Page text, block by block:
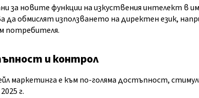
за новите функции на изкуствения интелект в
да обмислят използването на директен език,
потребителя.
и контрол
маркетинга е към по-голяма достъпност,
г.